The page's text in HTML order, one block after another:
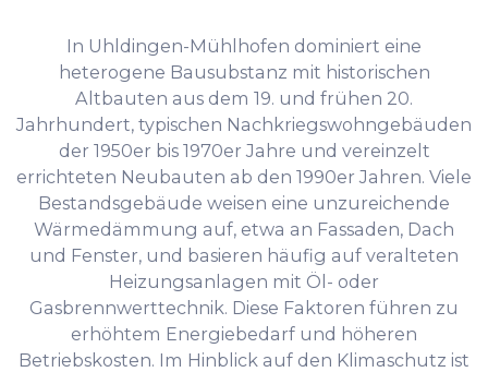
In Uhldingen-Mühlhofen dominiert eine
heterogene Bausubstanz mit historischen
Altbauten aus dem 19. und frühen 20.
Jahrhundert, typischen Nachkriegswohngebäuden
der 1950er bis 1970er Jahre und vereinzelt
errichteten Neubauten ab den 1990er Jahren. Viele
Bestandsgebäude weisen eine unzureichende
Wärmedämmung auf, etwa an Fassaden, Dach
und Fenster, und basieren häufig auf veralteten
Heizungsanlagen mit Öl- oder
Gasbrennwerttechnik. Diese Faktoren führen zu
erhöhtem Energiebedarf und höheren
Betriebskosten. Im Hinblick auf den Klimaschutz ist